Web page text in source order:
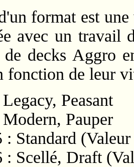
format est
avec un travail
de decks Aggro
fonction de leur
Peasant
Pauper
: Standard
: Scellé, Draft